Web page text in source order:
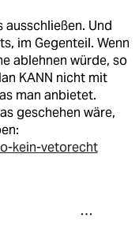
ausschließen. Und
im Gegenteil. Wenn
ablehnen würde, so
KANN nicht mit
man anbietet.
geschehen wäre,
kein-vetorecht